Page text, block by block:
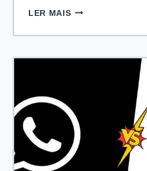
LER MAISRECURSOS
CONTROLE
ADMINISTRADOR
2026